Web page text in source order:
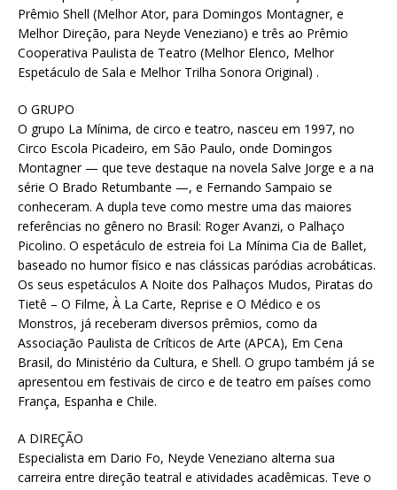
Prêmio Shell (Melhor Ator, para Domingos Montagner, e
Melhor Direção, para Neyde Veneziano) e três ao Prêmio
Cooperativa Paulista de Teatro (Melhor Elenco, Melhor
Espetáculo de Sala e Melhor Trilha Sonora Original) .
O GRUPO
O grupo La Mínima, de circo e teatro, nasceu em 1997, no
Circo Escola Picadeiro, em São Paulo, onde Domingos
Montagner — que teve destaque na novela Salve Jorge e a na
série O Brado Retumbante —, e Fernando Sampaio se
conheceram. A dupla teve como mestre uma das maiores
referências no gênero no Brasil: Roger Avanzi, o Palhaço
Picolino. O espetáculo de estreia foi La Mínima Cia de Ballet,
baseado no humor físico e nas clássicas paródias acrobáticas.
Os seus espetáculos A Noite dos Palhaços Mudos, Piratas do
Tietê – O Filme, À La Carte, Reprise e O Médico e os
Monstros, já receberam diversos prêmios, como da
Associação Paulista de Críticos de Arte (APCA), Em Cena
Brasil, do Ministério da Cultura, e Shell. O grupo também já se
apresentou em festivais de circo e de teatro em países como
França, Espanha e Chile.
A DIREÇÃO
Especialista em Dario Fo, Neyde Veneziano alterna sua
carreira entre direção teatral e atividades acadêmicas. Teve o